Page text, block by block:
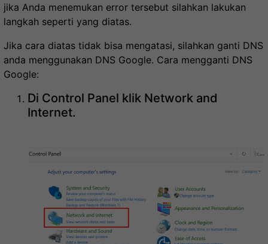
jika Anda menemukan error tersebut silahkan lakukan
langkah seperti yang diatas.
Jika cara diatas tidak bisa mengatasi, silahkan ganti DNS
anda menggunakan DNS Google. Cara mengganti DNS
Google:
Di Control Panel klik Network and
Internet.